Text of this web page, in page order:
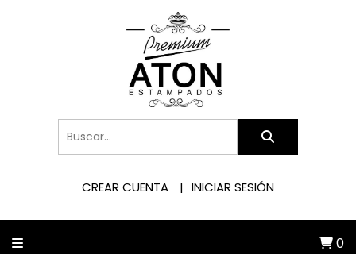
CREAR CUENTA INICIAR SESIÓN
0